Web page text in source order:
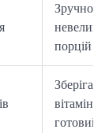
Зручно
порцій
Зберігає
вітаміни,
готовий